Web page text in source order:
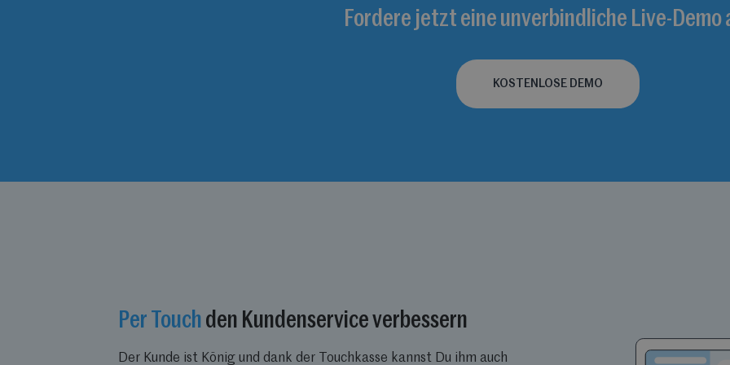
Fordere jetzt eine unverbindliche Live-Demo
KOSTENLOSE DEMO
Per Touch den Kundenservice verbessern
Der Kunde ist König und dank der Touchkasse kannst Du ihm auch